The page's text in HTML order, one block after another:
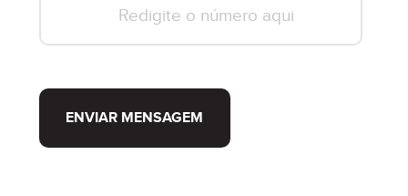
ENVIAR MENSAGEM